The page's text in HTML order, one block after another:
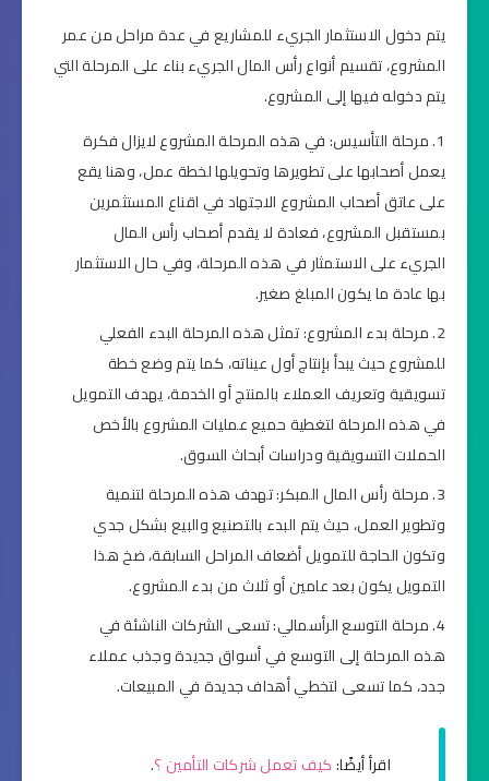
يتم دخول الاستثمار الجريء للمشاريع في عدة مراحل من عمر
المشروع، تقسيم أنواع رأس المال الجريء بناء على المرحلة التي
يتم دخوله فيها إلى المشروع.
مرحلة التأسيس: في هذه المرحلة المشروع لايزال فكرة
يعمل أصحابها على تطويرها وتحويلها لخطة عمل، وهنا يقع
على عاتق أصحاب المشروع الاجتهاد في اقناع المستثمرين
بمستقبل المشروع، فعادة لا يقدم أصحاب رأس المال
الجريء على الاستمثار في هذه المرحلة، وفي حال الاستثمار
بها عادة ما يكون المبلغ صغير.
مرحلة بدء المشروع: تمثل هذه المرحلة البدء الفعلي
للمشروع حيث يبدأ بإنتاج أول عيناته، كما يتم وضع خطة
تسويقية وتعريف العملاء بالمنتج أو الخدمة، يهدف التمويل
في هذه المرحلة لتغطية حميع عمليات المشروع بالأخص
الحملات التسويقية ودراسات أبحاث السوق.
مرحلة رأس المال المبكر: تهدف هذه المرحلة لتنمية
وتطوير العمل، حيث يتم البدء بالتصنيع والبيع بشكل جدي
وتكون الحاجة للتمويل أضعاف المراحل السابقة، ضخ هذا
التمويل يكون بعد عامين أو ثلاث من بدء المشروع.
مرحلة التوسع الرأسمالي: تسعى الشركات الناشئة في
هذه المرحلة إلى التوسع في أسواق جديدة وجذب عملاء
جدد، كما تسعى لتخطي أهداف جديدة في المبيعات.
اقرأ أيضًا:كيف تعمل شركات التأمين ؟.